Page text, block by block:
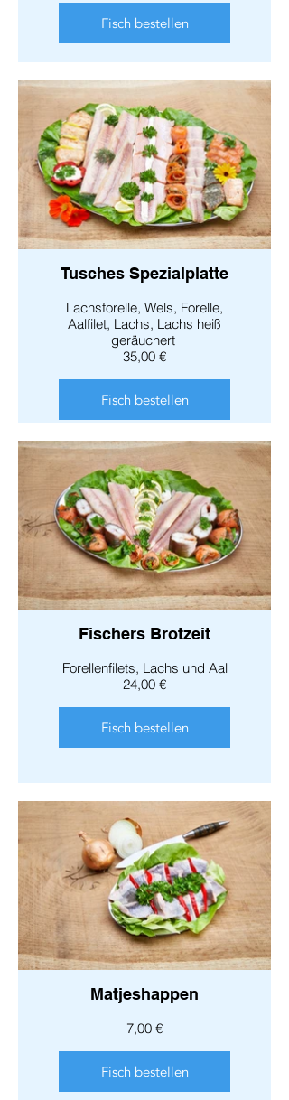
Fisch bestellen
Tusches Spezialplatte
Lachsforelle, Wels, Forelle,
Aalfilet, Lachs, Lachs heiß
geräuchert
35,00 €
Fisch bestellen
Fischers Brotzeit
Forellenfilets, Lachs und Aal
24,00 €
Fisch bestellen
Matjeshappen
7,00 €
Fisch bestellen